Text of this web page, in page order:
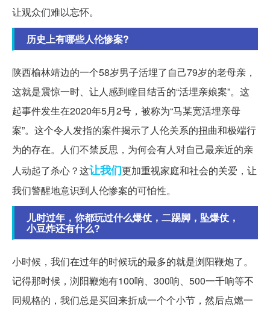
让观众们难以忘怀。
历史上有哪些人伦惨案?
陕西榆林靖边的一个58岁男子活埋了自己79岁的老母亲，
这就是震惊一时、让人感到瞠目结舌的“活埋亲娘案”。这
起事件发生在2020年5月2号，被称为“马某宽活埋亲母
案”。这个令人发指的案件揭示了人伦关系的扭曲和极端行
为的存在。人们不禁反思，为何会有人对自己最亲近的亲
人动起了杀心？这让我们更加重视家庭和社会的关爱，让
我们警醒地意识到人伦惨案的可怕性。
儿时过年，你都玩过什么爆仗，二踢脚，坠爆仗，
小豆炸还有什么?
小时候，我们在过年的时候玩的最多的就是浏阳鞭炮了。
记得那时候，浏阳鞭炮有100响、300响、500一千响等不
同规格的，我们总是买回来折成一个个小节，然后点燃一